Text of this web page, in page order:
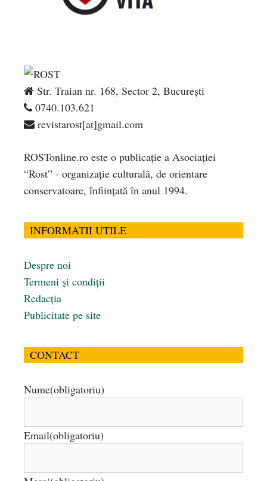
Str. Traian nr. 168, Sector 2, București
0740.103.621
revistarost[at]gmail.com
ROSTonline.ro este o publicaţie a Asociaţiei
“Rost” - organizaţie culturală, de orientare
conservatoare, înfiinţată în anul 1994.
INFORMATII UTILE
Despre noi
Termeni și condiții
Redacția
Publicitate pe site
CONTACT
Nume(obligatoriu)
Email(obligatoriu)